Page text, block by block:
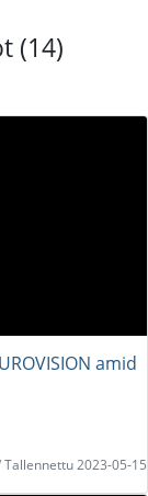
(14)
amid
Tallennettu 2023-05-15